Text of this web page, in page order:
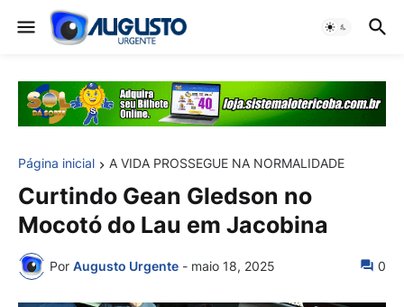
Página inicial A VIDA PROSSEGUE NA NORMALIDADE
Curtindo Gean Gledson no
Mocotó do Lau em Jacobina
Por Augusto Urgente - maio 18, 2025 0